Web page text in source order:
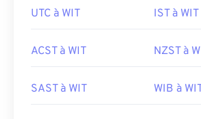
UTC à WIT IST à WIT
ACST à WIT NZST à
SAST à WIT WIB à